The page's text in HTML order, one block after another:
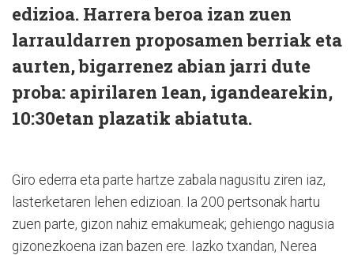
edizioa. Harrera beroa izan zuen
larrauldarren proposamen berriak eta
aurten, bigarrenez abian jarri dute
proba: apirilaren 1ean, igandearekin,
10:30etan plazatik abiatuta.
Giro ederra eta parte hartze zabala nagusitu ziren iaz,
lasterketaren lehen edizioan. Ia 200 pertsonak hartu
zuen parte, gizon nahiz emakumeak; gehiengo nagusia
gizonezkoena izan bazen ere. Iazko txandan, Nerea